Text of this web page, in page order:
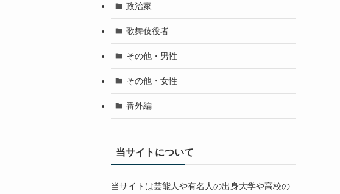
政治家
歌舞伎役者
その他・男性
その他・女性
番外編
当サイトについて
当サイトは芸能人や有名人の出身大学や高校の